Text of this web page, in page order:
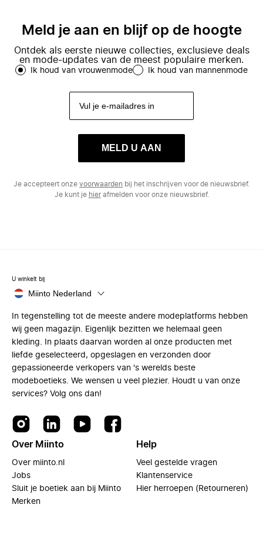
Meld je aan en blijf op de hoogte
Ontdek als eerste nieuwe collecties, exclusieve deals
en mode-updates van de meest populaire merken.
Ik houd van vrouwenmode Ik houd van mannenmode
MELD U AAN
Je accepteert onze voorwaarden bij het inschrijven voor de nieuwsbrief.
Je kunt je hierafmelden voor onze nieuwsbrief.
U winkelt bij
Miinto Nederland
In tegenstelling tot de meeste andere modeplatforms hebben
wij geen magazijn. Eigenlijk bezitten we helemaal geen
kleding. In plaats daarvan worden al onze producten met
liefde geselecteerd, opgeslagen en verzonden door
gepassioneerde verkopers van 's werelds beste
modeboetieks. We wensen u veel plezier. Houdt u van onze
services? Volg ons dan!
Over Miinto
Over miinto.nl
Jobs
Sluit je boetiek aan bij Miinto
Merken
Help
Veel gestelde vragen
Klantenservice
Hier herroepen (Retourneren)